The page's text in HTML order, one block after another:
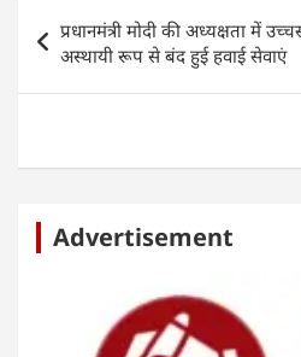
p
p
o
o
k
n
navigation
प्रधानमंत्री मोदी की अध्यक्षता में
अस्थायी रूप से बंद हुई हवाई सेवाएं
Advertisement